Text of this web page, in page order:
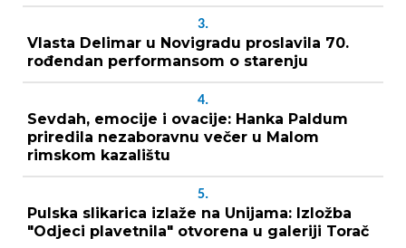
3.
Vlasta Delimar u Novigradu proslavila 70.
rođendan performansom o starenju
4.
Sevdah, emocije i ovacije: Hanka Paldum
priredila nezaboravnu večer u Malom
rimskom kazalištu
5.
Pulska slikarica izlaže na Unijama: Izložba
"Odjeci plavetnila" otvorena u galeriji Torač